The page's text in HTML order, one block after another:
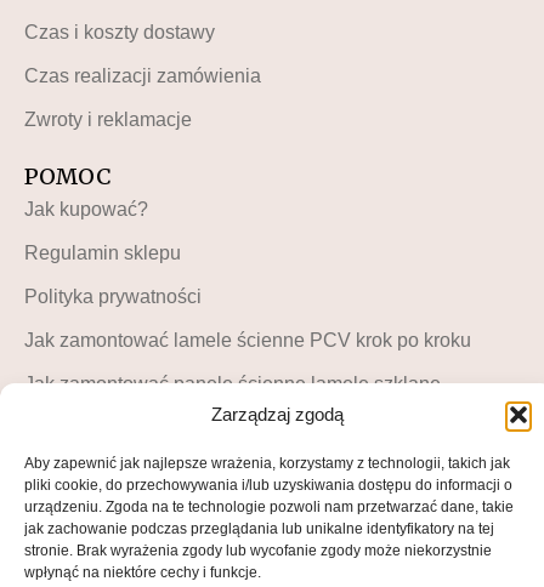
Zarządzaj zgodą
Aby zapewnić jak najlepsze wrażenia, korzystamy z technologii, takich jak
pliki cookie, do przechowywania i/lub uzyskiwania dostępu do informacji o
urządzeniu. Zgoda na te technologie pozwoli nam przetwarzać dane, takie
jak zachowanie podczas przeglądania lub unikalne identyfikatory na tej
stronie. Brak wyrażenia zgody lub wycofanie zgody może niekorzystnie
wpłynąć na niektóre cechy i funkcje.
Czas i koszty dostawy
Czas realizacji zamówienia
Zwroty i reklamacje
POMOC
Jak kupować?
Regulamin sklepu
Polityka prywatności
Jak zamontować lamele ścienne PCV krok po kroku
Jak zamontować panele ścienne lamele szklane –
instrukcja krok po kroku
MOJE KONTO
Moje konto
Blog LuckyDekor